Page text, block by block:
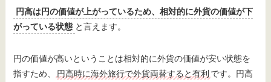
円高は円の価値が上がっているため、相対的に外貨の価値が下
がっている状態 と言えます。
円の価値が高いということは相対的に外貨の価値が安い状態を
指すため、
円高時に海外旅行で外貨両替すると有利 です。円高